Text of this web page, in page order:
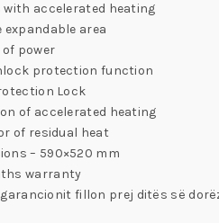
with accelerated heating
expandable area
of power
protection function
Lock
of accelerated heating
of residual heat
– 590×520 mm
warranty
garancionit fillon prej ditës së